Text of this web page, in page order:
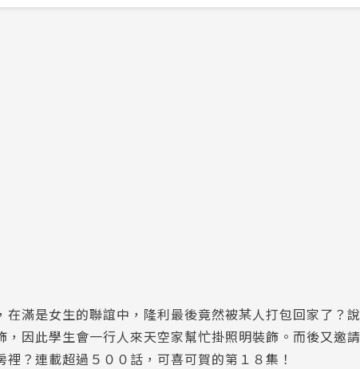
滿是女生的聯誼中，隆利最後竟然被某人打包回家了？
因此學生會一行人來天空家幫忙掛照明裝飾。而後又邀
？連載超過５００話，可喜可賀的第１８集！